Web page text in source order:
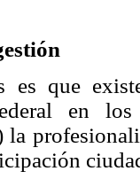
es que
en los
la